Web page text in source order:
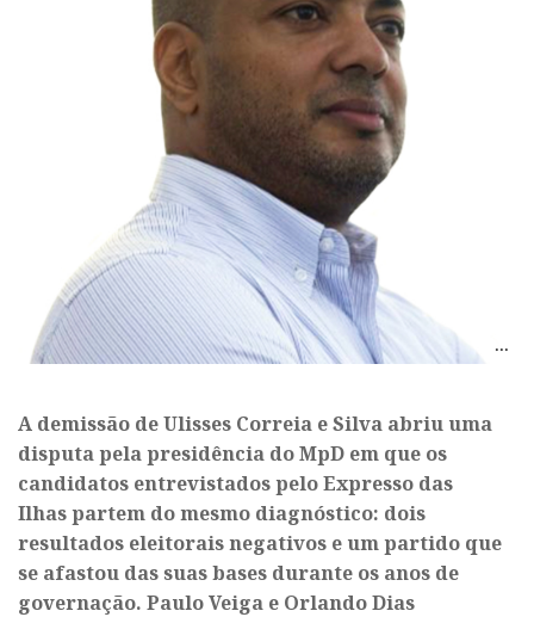
A demissão de Ulisses Correia e Silva abriu uma
disputa pela presidência do MpD em que os
candidatos entrevistados pelo Expresso das
Ilhas partem do mesmo diagnóstico: dois
resultados eleitorais negativos e um partido que
se afastou das suas bases durante os anos de
governação. Paulo Veiga e Orlando Dias